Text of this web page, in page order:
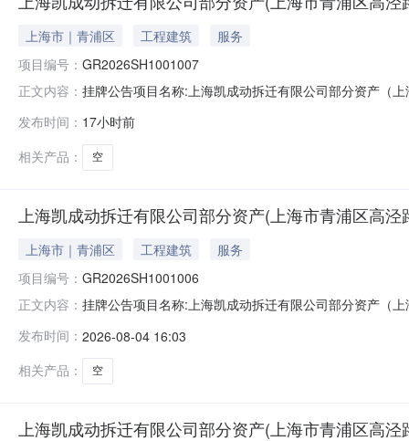
上海市｜青浦区 工程建筑
服务
项目编号： GR2026SH1001007
正文内容： 挂牌公告项目名称:上海凯成动拆迁有限公司部分资产（
电话:16628727766交易机构:业务联系人:无nbsp联系电
发布时间： 17小时前
相关产品：
空
上海凯成动拆迁有限公司部分资产(上海市青浦区高
上海市｜青浦区 工程建筑
服务
项目编号： GR2026SH1001006
正文内容： 挂牌公告项目名称:上海凯成动拆迁有限公司部分资产（
电话:16628727766交易机构:业务联系人:无nbsp联系电
发布时间： 2026-08-04 16:03
相关产品：
空
上海凯成动拆迁有限公司部分资产(上海市青浦区高